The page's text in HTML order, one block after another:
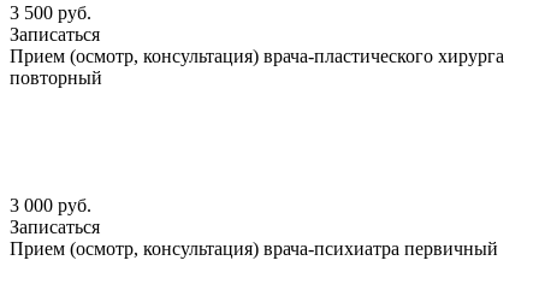
3 500 руб.
Записаться
Прием (осмотр, консультация) врача-пластического хирурга
повторный
3 000 руб.
Записаться
Прием (осмотр, консультация) врача-психиатра первичный